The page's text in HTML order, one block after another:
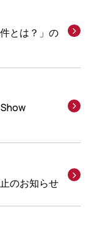
とは？」の
のお知らせ